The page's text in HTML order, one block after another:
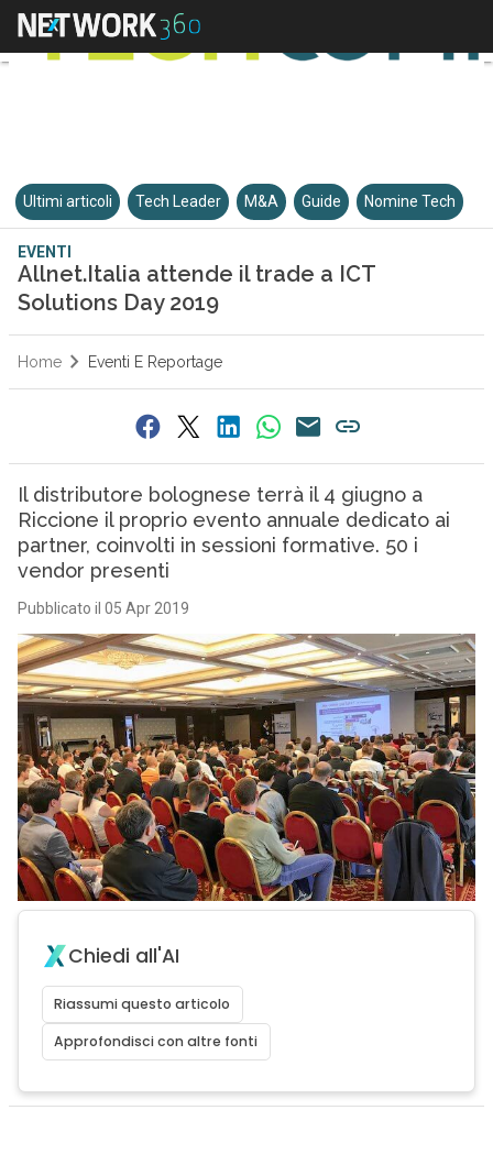
Ultimi articoli Tech Leader M&A Guide Nomine Tech
EVENTI
Allnet.Italia attende il trade a ICT
Solutions Day 2019
Home Eventi E Reportage
Il distributore bolognese terrà il 4 giugno a
Riccione il proprio evento annuale dedicato ai
partner, coinvolti in sessioni formative. 50 i
vendor presenti
Pubblicato il 05 Apr 2019
Chiedi all'AI
Riassumi questo articolo
Approfondisci con altre fonti